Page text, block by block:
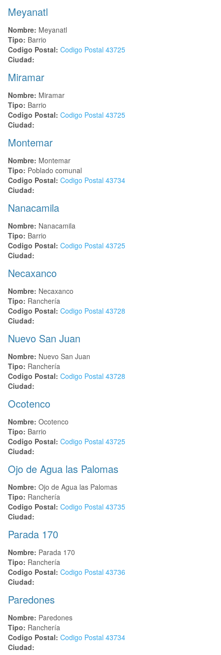
Meyanatl
Nombre: Meyanatl
Tipo: Barrio
Codigo Postal: Codigo Postal 43725
Ciudad:
Miramar
Nombre: Miramar
Tipo: Barrio
Codigo Postal: Codigo Postal 43725
Ciudad:
Montemar
Nombre: Montemar
Tipo: Poblado comunal
Codigo Postal: Codigo Postal 43734
Ciudad:
Nanacamila
Nombre: Nanacamila
Tipo: Barrio
Codigo Postal: Codigo Postal 43725
Ciudad:
Necaxanco
Nombre: Necaxanco
Tipo: Ranchería
Codigo Postal: Codigo Postal 43728
Ciudad:
Nuevo San Juan
Nombre: Nuevo San Juan
Tipo: Ranchería
Codigo Postal: Codigo Postal 43728
Ciudad:
Ocotenco
Nombre: Ocotenco
Tipo: Barrio
Codigo Postal: Codigo Postal 43725
Ciudad:
Ojo de Agua las Palomas
Nombre: Ojo de Agua las Palomas
Tipo: Ranchería
Codigo Postal: Codigo Postal 43735
Ciudad:
Parada 170
Nombre: Parada 170
Tipo: Ranchería
Codigo Postal: Codigo Postal 43736
Ciudad:
Paredones
Nombre: Paredones
Tipo: Ranchería
Codigo Postal: Codigo Postal 43734
Ciudad: